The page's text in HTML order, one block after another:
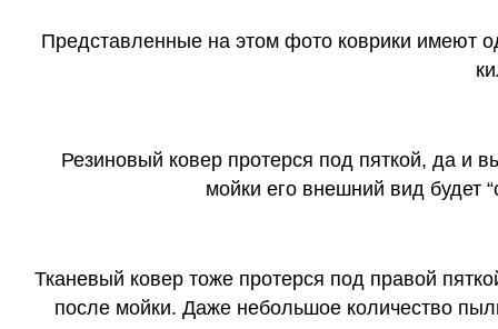
Представленные на этом фото коврики имеют
Резиновый ковер протерся под пяткой, да и
мойки его внешний вид будет
Тканевый ковер тоже протерся под правой
после мойки. Даже небольшое количество